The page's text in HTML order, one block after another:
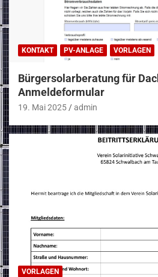
KONTAKT PV-ANLAGE VORLAGEN
Bürgersolarberatung für
Anmeldeformular
19. Mai 2025 admin
VORLAGEN